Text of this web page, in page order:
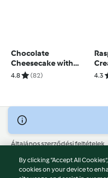
Chocolate
Cheesecake with
Marshmallow
4.8 (82) 4.3
© Szerzői jog 2026
Általános szerződési feltételek
Adatvédelmi irányelvek
Jogi nyilatkozat
By clicking “Accept All
cookies on your device to